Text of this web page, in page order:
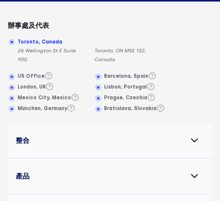
辦事處及代表
Toronto, Canada
26 Wellington St E Suite
900,
Toronto, ON M5E 1S2,
Canada
US Office
London, UK
Mexico City, Mexico
München, Germany
Barcelona, Spain
Lisbon, Portugal
Prague, Czechia
Bratislava, Slovakia
整合
產品